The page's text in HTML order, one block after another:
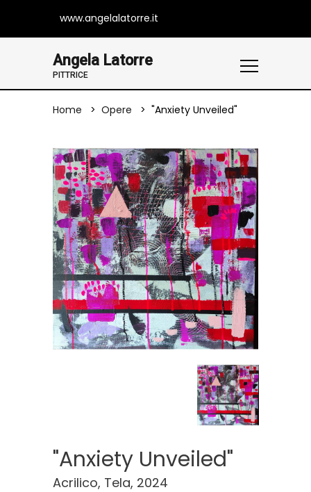
www.angelalatorre.it
Angela Latorre
PITTRICE
Home Opere "Anxiety Unveiled"
"Anxiety Unveiled"
Acrilico, Tela, 2024